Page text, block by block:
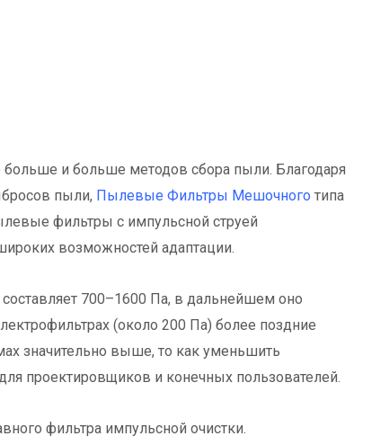
больше и больше методов сбора пыли. Благодаря
пыли, Пылевые Фильтры Мешочного типа
фильтры с импульсной струей
возможностей адаптации.
700–1600 Па, в дальнейшем оно
(около 200 Па) более поздние
значительно выше, то как уменьшить
проектировщиков и конечных пользователей.
фильтра импульсной очистки.